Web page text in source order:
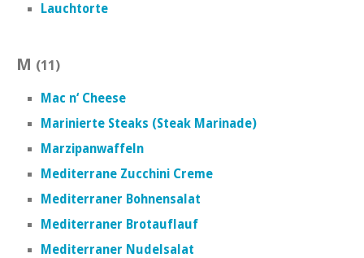
Lauchtorte
M (11)
Mac n‘ Cheese
Marinierte Steaks (Steak Marinade)
Marzipanwaffeln
Mediterrane Zucchini Creme
Mediterraner Bohnensalat
Mediterraner Brotauflauf
Mediterraner Nudelsalat